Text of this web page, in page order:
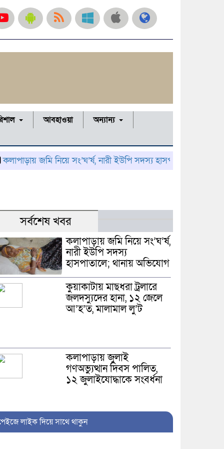
আবহাওয়া
অন্যান্য
জমি নিয়ে সং’ঘ’র্ষ, নারী ইউপি সদস্য হাসপাতালে; থানায় অভিযোগ
সর্বশেষ খবর
কলাপাড়ায় জমি নিয়ে সং’ঘ’র্ষ,
নারী ইউপি সদস্য
হাসপাতালে; থানায় অভিযোগ
কুয়াকাটায় মাছধরা ট্রলারে
জলদস্যুদের হানা, ১২ জেলে
আ’হ’ত, মালামাল লু’ট
কলাপাড়ায় জুলাই
গণঅভ্যুত্থান দিবস পালিত,
১২ জুলাইযোদ্ধাকে সংবর্ধনা
আলীপুরে ব্যবসায়ীকে
লাইক দিয়ে সাথে থাকুন